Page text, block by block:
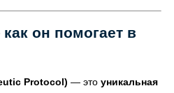
он помогает в
Protocol) — это уникальная